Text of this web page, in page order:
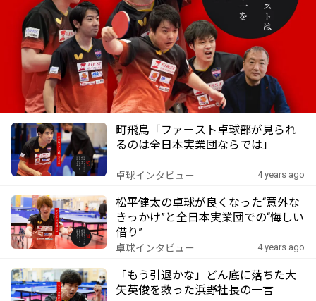
町飛鳥「ファースト卓球部が見られ
るのは全日本実業団ならでは」
卓球インタビュー 4 years ago
松平健太の卓球が良くなった“意外な
きっかけ”と全日本実業団での“悔しい
借り”
卓球インタビュー 4 years ago
「もう引退かな」どん底に落ちた大
矢英俊を救った浜野社長の一言